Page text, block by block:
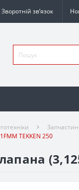
Зворотній зв’язок
TEKKEN 250